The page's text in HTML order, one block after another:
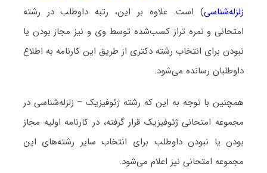
زلزله‌شناسی) است. علاوه بر این، رتبه داوطلب در رشته
امتحانی و نمره تراز کسب‌شده توسط وی و نیز مجاز بودن یا
نبودن برای انتخاب رشته دکتری از طریق این کارنامه به اطلاع
داوطلبان رسانده می‌شود.
همچنین با توجه به این که رشته ژئوفیزیک – زلزله‌شناسی در
مجموعه امتحانی ژئوفیزیک قرار گرفته، در کارنامه اولیه مجاز
بودن یا نبودن داوطلب برای انتخاب سایر رشته‌های این
مجموعه امتحانی نیز اعلام می‌شود.